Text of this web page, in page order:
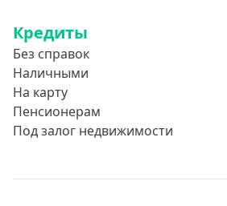
Кредиты
Без справок
Наличными
На карту
Пенсионерам
Под залог недвижимости